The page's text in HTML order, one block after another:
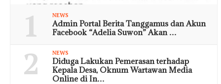
1 NEWS
Admin Portal Berita Tanggamus dan Akun
Facebook “Adelia Suwon” Akan …
2 NEWS
Diduga Lakukan Pemerasan terhadap
Kepala Desa, Oknum Wartawan Media
Online di In…